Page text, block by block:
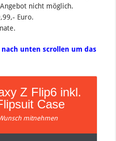
nicht möglich.
Euro.
unten scrollen um das
Z Flip6 inkl.
Case
mitnehmen